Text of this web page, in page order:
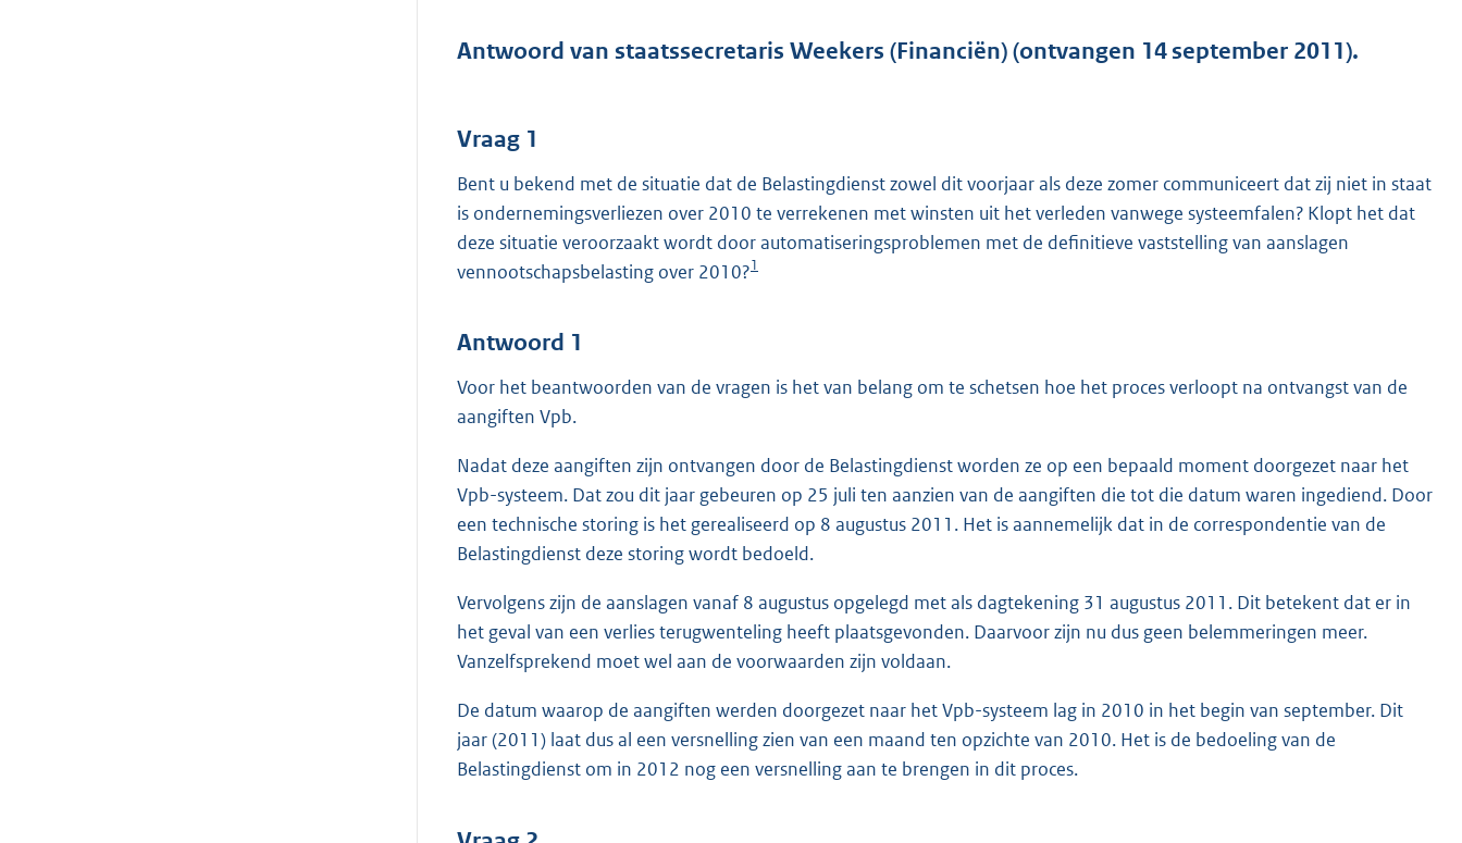
d
o
t
t
K
Antwoord van staatssecretaris Weekers (Financiën) (ontvangen 14 september 2011).
Vraag 1
Bent u bekend met de situatie dat de Belastingdienst zowel dit voorjaar als deze zomer communiceert dat zij niet in staat
is ondernemingsverliezen over 2010 te verrekenen met winsten uit het verleden vanwege systeemfalen? Klopt het dat
deze situatie veroorzaakt wordt door automatiseringsproblemen met de definitieve vaststelling van aanslagen
vennootschapsbelasting over 2010?1
Antwoord 1
Voor het beantwoorden van de vragen is het van belang om te schetsen hoe het proces verloopt na ontvangst van de
aangiften Vpb.
Nadat deze aangiften zijn ontvangen door de Belastingdienst worden ze op een bepaald moment doorgezet naar het
Vpb-systeem. Dat zou dit jaar gebeuren op 25 juli ten aanzien van de aangiften die tot die datum waren ingediend. Door
een technische storing is het gerealiseerd op 8 augustus 2011. Het is aannemelijk dat in de correspondentie van de
Belastingdienst deze storing wordt bedoeld.
Vervolgens zijn de aanslagen vanaf 8 augustus opgelegd met als dagtekening 31 augustus 2011. Dit betekent dat er in
het geval van een verlies terugwenteling heeft plaatsgevonden. Daarvoor zijn nu dus geen belemmeringen meer.
Vanzelfsprekend moet wel aan de voorwaarden zijn voldaan.
De datum waarop de aangiften werden doorgezet naar het Vpb-systeem lag in 2010 in het begin van september. Dit
jaar (2011) laat dus al een versnelling zien van een maand ten opzichte van 2010. Het is de bedoeling van de
Belastingdienst om in 2012 nog een versnelling aan te brengen in dit proces.